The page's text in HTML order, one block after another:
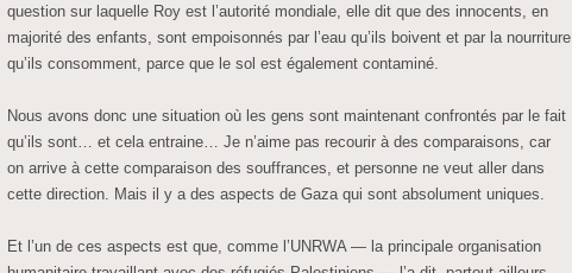
question sur laquelle Roy est l’autorité mondiale, elle dit que des innocents, en
majorité des enfants, sont empoisonnés par l’eau qu’ils boivent et par la nourriture
qu’ils consomment, parce que le sol est également contaminé.
Nous avons donc une situation où les gens sont maintenant confrontés par le fait
qu’ils sont… et cela entraine… Je n’aime pas recourir à des comparaisons, car
on arrive à cette comparaison des souffrances, et personne ne veut aller dans
cette direction. Mais il y a des aspects de Gaza qui sont absolument uniques.
Et l’un de ces aspects est que, comme l’UNRWA — la principale organisation